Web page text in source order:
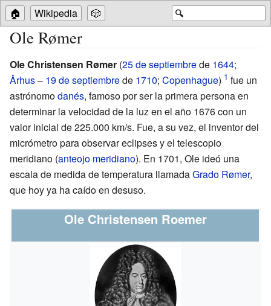
🔍
🏠 Wikipedia 🎲
Ole Rømer
Ole Christensen Rømer (25 de septiembrede 1644;
Århus– 19 de septiembrede 1710; Copenhague)
fue un
astrónomodanés, famoso por ser la primera persona en
determinar la velocidad de la luz en el año 1676 con un
valor inicial de 225.000 km/s. Fue, a su vez, el inventor del
micrómetro para observar eclipses y el telescopio
meridiano (anteojo meridiano). En 1701, Ole ideó una
escala de medida de temperatura llamadaGrado Rømer,
que hoy ya ha caído en desuso.
Ole Christensen Roemer